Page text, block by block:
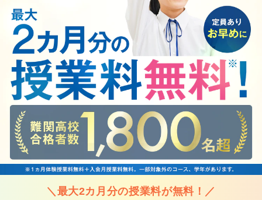
＼最大2カ月分の授業料が無料！／